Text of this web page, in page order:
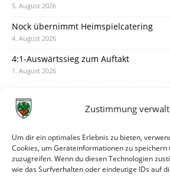
Zustimmung
Um dir ein optimales Erlebnis zu bieten,
Cookies, um Geräteinformationen zu
zuzugreifen. Wenn du diesen Technologien
wie das Surfverhalten oder eindeutige IDs auf
5. August 2026
Nock übernimmt Heimspielcatering
4. August 2026
4:1-Auswärtssieg zum Auftakt
1. August 2026
31. Juli 2026
30. Juli 2026
Deine Spielminute: 89+1
28. Juli 2026